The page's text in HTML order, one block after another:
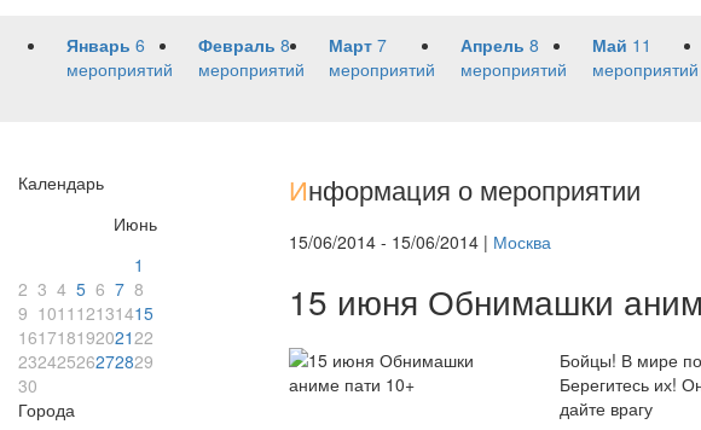
Январь 6
мероприятий
Февраль 8
мероприятий
Март 7
мероприятий
Апрель 8
мероприятий
Май 11
мероприятий
Календарь
Июнь
1
2 3 4 5 6 7 8
9 1011 12131415
16171819202122
23242526272829
30
Города
Информация о мероприятии
15/06/2014 - 15/06/2014 | Москва
15 июня Обнимашки
Бойцы! В мире
Берегитесь их!
дайте врагу